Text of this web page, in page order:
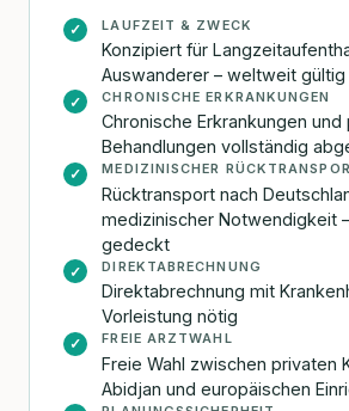
✓ LAUFZEIT & ZWECK
Konzipiert für
Auswanderer – weltweit gültig
✓ CHRONISCHE ERKRANKUNGEN
Chronische Erkrankungen und
Behandlungen vollständig
✓ MEDIZINISCHER
Rücktransport nach
medizinischer Notwendigkeit
gedeckt
✓ DIREKTABRECHNUNG
Direktabrechnung mit
Vorleistung nötig
✓ FREIE ARZTWAHL
Freie Wahl zwischen privaten
Abidjan und europäischen